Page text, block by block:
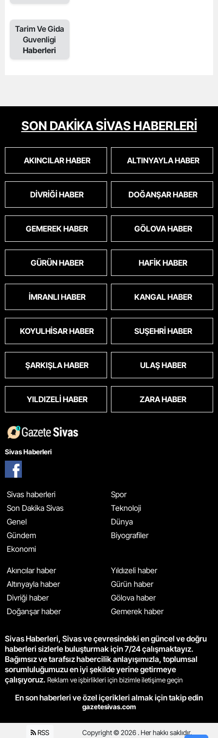
Tarim Ve Gida
Guvenligi
Haberleri
SON DAKİKA SİVAS HABERLERİ
AKINCILAR HABER ALTINYAYLA HABER
DIVRIĞI HABER DOĞANŞAR HABER
GEMEREK HABER GÖLOVA HABER
GÜRÜN HABER HAFIK HABER
İMRANLI HABER KANGAL HABER
KOYULHISAR HABER SUŞEHRI HABER
ŞARKIŞLA HABER ULAŞ HABER
YILDIZELI HABER ZARA HABER
Sivas Haberleri
Sivas haberleri
Son Dakika Sivas
Genel
Gündem
Ekonomi
Spor
Teknoloji
Dünya
Biyografiler
Akıncılar haber
Altınyayla haber
Divriği haber
Doğanşar haber
Yıldızeli haber
Gürün haber
Gölova haber
Gemerek haber
Sivas Haberleri, Sivas ve çevresindeki en güncel ve doğru
haberleri sizlerle buluşturmak için 7/24 çalışmaktayız.
Bağımsız ve tarafsız habercilik anlayışımızla, toplumsal
sorumluluğumuzu en iyi şekilde yerine getirmeye
çalışıyoruz. Reklam ve işbirlikleri için bizimle iletişime geçin
En son haberleri ve özel içerikleri almak için takip edin
gazetesivas.com
RSS Copyright © 2026 . Her hakkı saklıdır.